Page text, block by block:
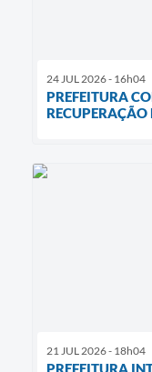
24 JUL 2026 - 16h04
PREFEITURA
21 JUL 2026 - 18h04
PREFEITURA